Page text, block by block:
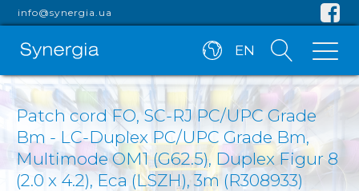
info@synergia.ua
EN
Patch cord FO, SC-RJ PC/UPC Grade
Bm - LC-Duplex PC/UPC Grade Bm,
Multimode OM1 (G62.5), Duplex Figur 8
(2.0 x 4.2), Eca (LSZH), 3m (R308933)